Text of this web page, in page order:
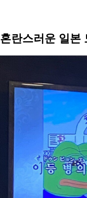
혼란스러운 일본